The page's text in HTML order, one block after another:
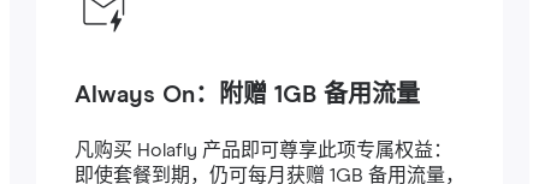
Always On：附赠 1GB 备用流量
凡购买 Holafly 产品即可尊享此项专属权益：
即使套餐到期，仍可每月获赠 1GB 备用流量，